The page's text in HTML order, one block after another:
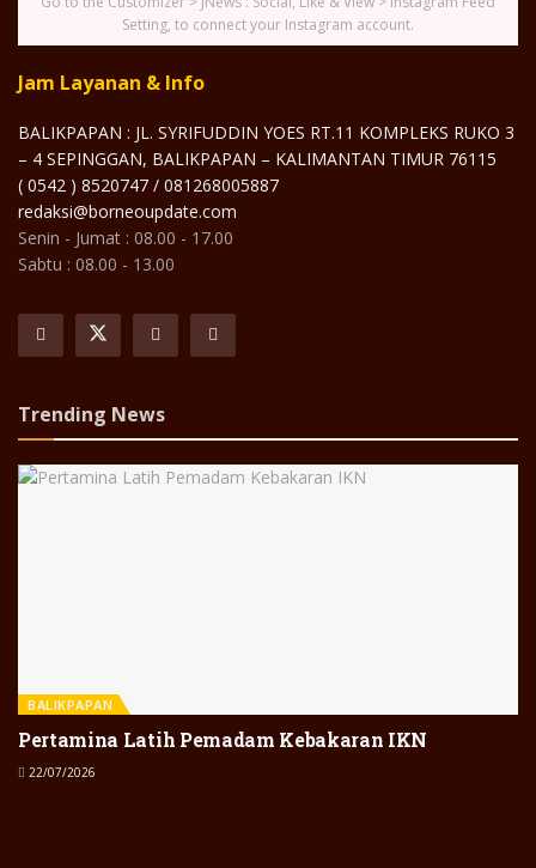
Setting, to connect your Instagram account.
Jam Layanan & Info
BALIKPAPAN : JL. SYRIFUDDIN YOES RT.11 KOMPLEKS RUKO 3
– 4 SEPINGGAN, BALIKPAPAN – KALIMANTAN TIMUR 76115
( 0542 ) 8520747 / 081268005887
redaksi@borneoupdate.com
Senin - Jumat : 08.00 - 17.00
Sabtu : 08.00 - 13.00
Trending News
BALIKPAPAN
Pertamina Latih Pemadam Kebakaran IKN
22/07/2026